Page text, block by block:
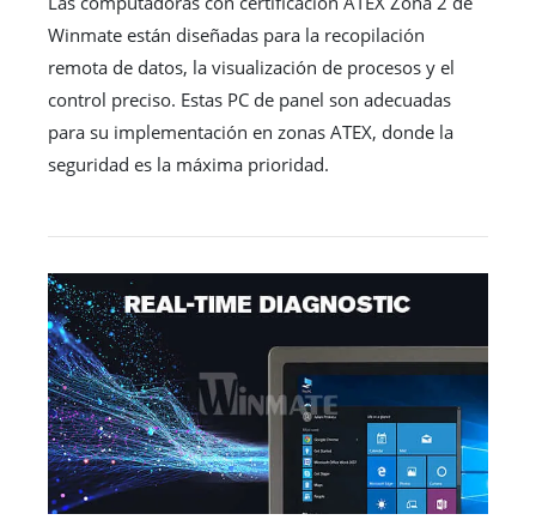
Winmate están diseñadas para la recopilación
remota de datos, la visualización de procesos y el
control preciso. Estas PC de panel son adecuadas
para su implementación en zonas ATEX, donde la
seguridad es la máxima prioridad.